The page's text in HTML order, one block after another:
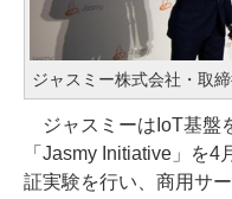
ジャスミー株式会社・取
ジャスミーはIoT基盤
「Jasmy Initiative」を
証実験を行い、商用サ